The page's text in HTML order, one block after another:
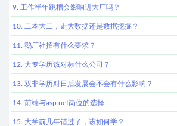
9. 工作半年跳槽会影响进大厂吗？
10. 二本大二，走大数据还是数据挖掘？
11. 鹅厂社招有什么要求？
12. 大专学历该对标什么公司？
13. 双非学历对日后发展会不会有什么影响？
14. 前端与asp.net岗位的选择
15. 大学前几年错过了，该如何学？